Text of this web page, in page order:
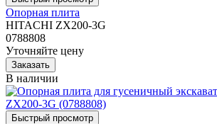
Опорная плита
HITACHI ZX200-3G
0788808
Уточняйте цену
В наличии